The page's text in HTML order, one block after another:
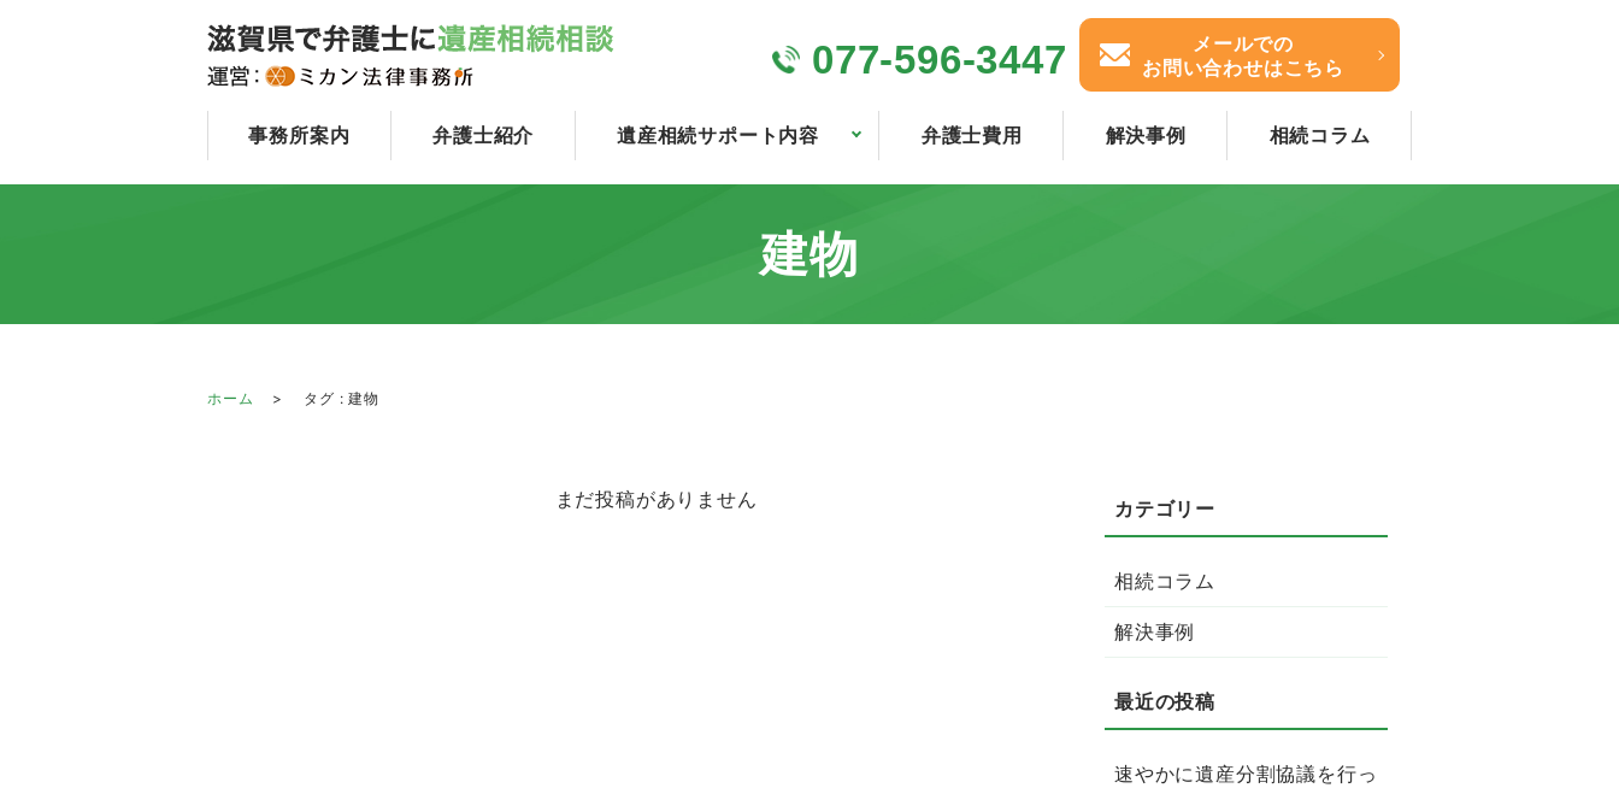
事務所案内 弁護士紹介 遺産相続サポート内容 弁護士費用 解決事例 相続コラム
077-596-3447
メールでの
お問い合わせはこちら
建物
ホーム タグ : 建物
まだ投稿がありません
相続コラム
解決事例
速やかに遺産分割協議を行っ